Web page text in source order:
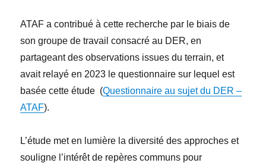
ATAF a contribué à cette recherche par le biais de
son groupe de travail consacré au DER, en
partageant des observations issues du terrain, et
avait relayé en 2023 le questionnaire sur lequel est
basée cette étude (Questionnaire au sujet du DER –
ATAF).
L’étude met en lumière la diversité des approches et
souligne l’intérêt de repères communs pour